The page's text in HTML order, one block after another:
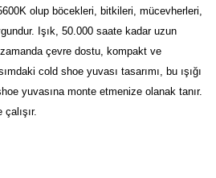
olup böcekleri, bitkileri, mücevherleri,
Işık, 50.000 saate kadar uzun
çevre dostu, kompakt ve
cold shoe yuvası tasarımı, bu ışığı
yuvasına monte etmenize olanak tanır.